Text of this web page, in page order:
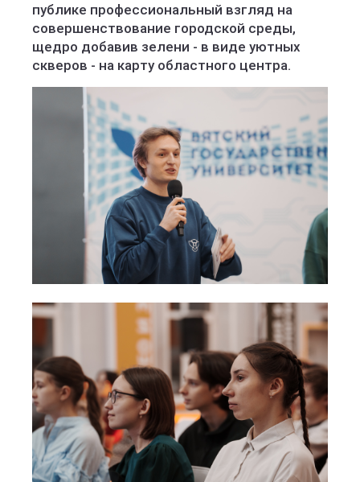
публике профессиональный взгляд на
совершенствование городской среды,
щедро добавив зелени - в виде уютных
скверов - на карту областного центра.